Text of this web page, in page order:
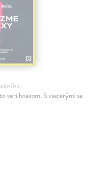
verí hoaxom. S viacerými sa